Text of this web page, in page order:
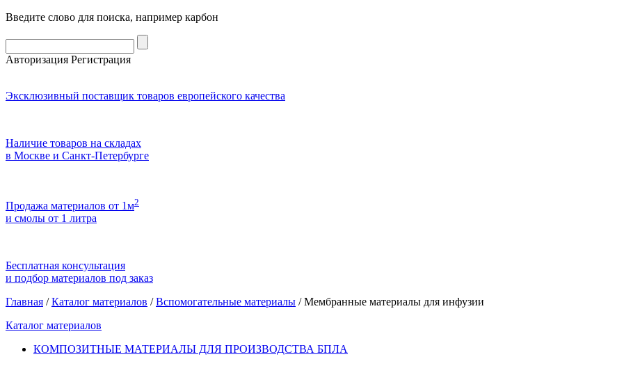
Введите слово для поиска, например карбон
Авторизация Регистрация
Эксклюзивный поставщик товаров европейского качества
Наличие товаров на складах
в Москве и Санкт-Петербурге
Продажа материалов от 1м2
и смолы от 1 литра
Бесплатная консультация
и подбор материалов под заказ
Главная / Каталог материалов / Вспомогательные материалы /Мембранные материалы для инфузии
Каталог материалов
КОМПОЗИТНЫЕ МАТЕРИАЛЫ ДЛЯ ПРОИЗВОДСТВА БПЛА